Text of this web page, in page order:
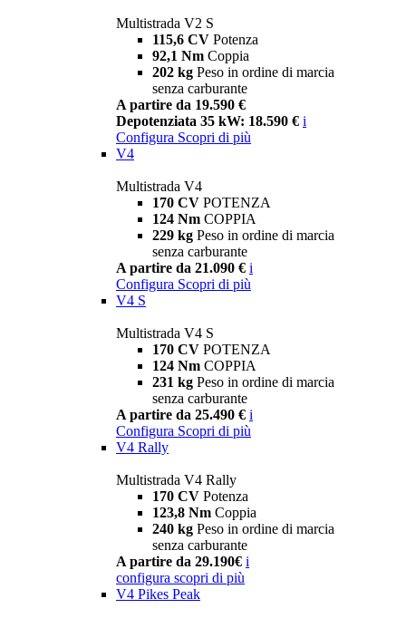
Multistrada V2 S
115,6 CV Potenza
92,1 Nm Coppia
202 kg Peso in ordine di marcia
senza carburante
A partire da 19.590 €
Depotenziata 35 kW: 18.590 € i
Configura Scopri di più
V4
Multistrada V4
170 CV POTENZA
124 Nm COPPIA
229 kg Peso in ordine di marcia
senza carburante
A partire da 21.090 € i
Configura Scopri di più
V4 S
Multistrada V4 S
170 CV POTENZA
124 Nm COPPIA
231 kg Peso in ordine di marcia
senza carburante
A partire da 25.490 € i
Configura Scopri di più
V4 Rally
Multistrada V4 Rally
170 CV Potenza
123,8 Nm Coppia
240 kg Peso in ordine di marcia
senza carburante
A partire da 29.190€ i
configura scopri di più
V4 Pikes Peak